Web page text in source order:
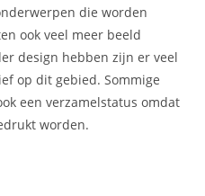
die worden
ook veel meer beeld
design hebben zijn er veel
op dit gebied. Sommige
een verzamelstatus omdat
worden.